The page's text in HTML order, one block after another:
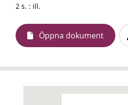
2 s. : ill.
Öppna dokument